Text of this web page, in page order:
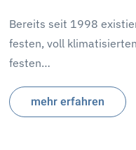
Bereits seit 1998
festen, voll
festen…
mehr erfahren